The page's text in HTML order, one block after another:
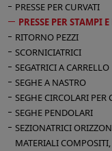
PRESSE PER CURVATI
PRESSE PER STAMPI
RITORNO PEZZI
SCORNICIATRICI
SEGATRICI A CARRELLO
SEGHE A NASTRO
SEGHE CIRCOLARI PER
SEGHE PENDOLARI
SEZIONATRICI
MATERIALI